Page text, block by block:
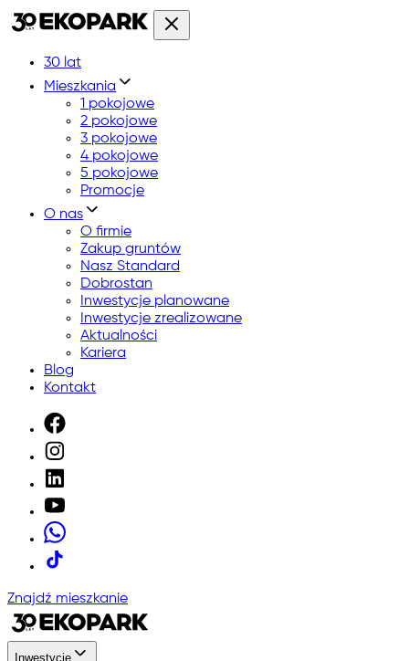
30 lat
Mieszkania
1 pokojowe
2 pokojowe
3 pokojowe
4 pokojowe
5 pokojowe
Promocje
O nas
O firmie
Zakup gruntów
Nasz Standard
Dobrostan
Inwestycje planowane
Inwestycje zrealizowane
Aktualności
Kariera
Blog
Kontakt
Znajdź mieszkanie
Inwestycje